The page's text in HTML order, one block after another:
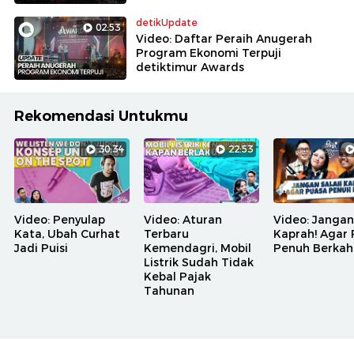
02:53 detikUpdate
Video: Daftar Peraih Anugerah
Program Ekonomi Terpuji
detiktimur Awards
Rekomendasi Untukmu
30:34
Video: Penyulap
Kata, Ubah Curhat
Jadi Puisi
22:53
Video: Aturan
Terbaru
Kemendagri, Mobil
Listrik Sudah Tidak
Kebal Pajak
Tahunan
Video:
Kaprah! Agar
Penuh Berkah